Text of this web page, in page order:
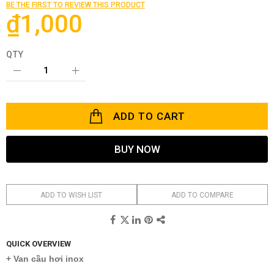
images
gallery
BE THE FIRST TO REVIEW THIS PRODUCT
₫1,000
QTY
ADD TO CART
BUY NOW
ADD TO WISH LIST ADD TO COMPARE
QUICK OVERVIEW
+ Van cầu hơi inox